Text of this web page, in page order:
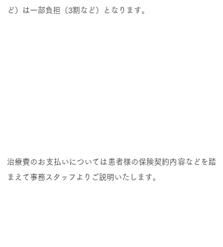
治療費のお支払いについては患者様の保険契約内容などを踏
まえて事務スタッフよりご説明いたします。
ど）は一部負担（3割など）となります。